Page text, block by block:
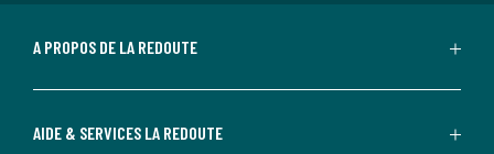
A PROPOS DE LA REDOUTE
AIDE & SERVICES LA REDOUTE